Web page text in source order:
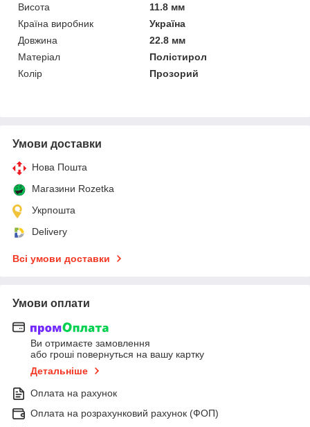
Висота
11.8 мм
Країна виробник
Україна
Довжина
22.8 мм
Матеріал
Полістирол
Колір
Прозорий
Умови доставки
Нова Пошта
Магазини Rozetka
Укрпошта
Delivery
Всі умови доставки
Умови оплати
Ви отримаєте замовлення
або гроші повернуться на вашу картку
Детальніше
Оплата на рахунок
Оплата на розрахунковий рахунок (ФОП)